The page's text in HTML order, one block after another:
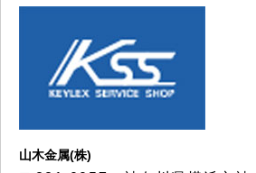
山木金属(株)